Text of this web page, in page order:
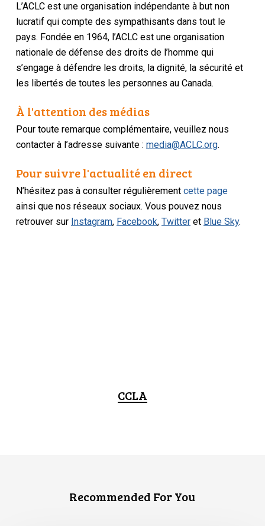
L’ACLC est une organisation indépendante à but non
lucratif qui compte des sympathisants dans tout le
pays. Fondée en 1964, l’ACLC est une organisation
nationale de défense des droits de l’homme qui
s’engage à défendre les droits, la dignité, la sécurité et
les libertés de toutes les personnes au Canada.
À l'attention des médias
Pour toute remarque complémentaire, veuillez nous
contacter à l’adresse suivante :media@ACLC.org.
Pour suivre l'actualité en direct
N’hésitez pas à consulter régulièrementcette page
ainsi que nos réseaux sociaux. Vous pouvez nous
retrouver sur Instagram, Facebook,Twitter et Blue Sky.
CCLA
Recommended For You